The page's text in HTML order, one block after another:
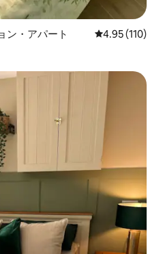
ン・アパート レビュー110
4.95 (110)